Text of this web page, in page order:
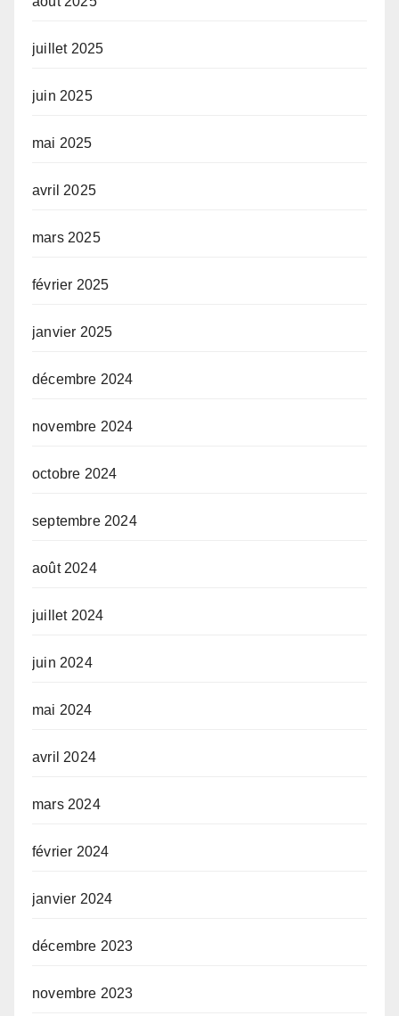
juillet 2025
juin 2025
mai 2025
avril 2025
mars 2025
février 2025
janvier 2025
décembre 2024
novembre 2024
octobre 2024
septembre 2024
août 2024
juillet 2024
juin 2024
mai 2024
avril 2024
mars 2024
février 2024
janvier 2024
décembre 2023
novembre 2023